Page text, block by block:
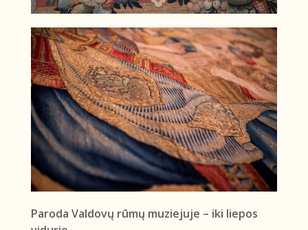
Paroda Valdovų rūmų muziejuje – iki liepos